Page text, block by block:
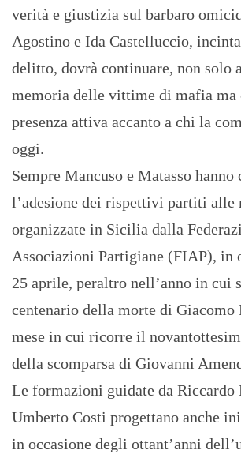
verità e giustizia sul barbaro
Agostino e Ida Castelluccio,
delitto, dovrà continuare, non solo
memoria delle vittime di mafia ma
presenza attiva accanto a chi la
oggi.
Sempre Mancuso e Matasso hanno
l’adesione dei rispettivi partiti alle
organizzate in Sicilia dalla
Associazioni Partigiane (FIAP), in
25 aprile, peraltro nell’anno in cui
centenario della morte di Giacomo
mese in cui ricorre il
della scomparsa di Giovanni
Le formazioni guidate da Riccardo
Umberto Costi progettano anche
in occasione degli ottant’anni